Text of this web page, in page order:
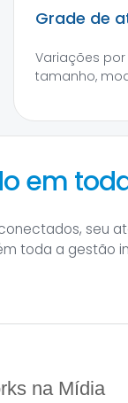
Grade de
Variações
tamanho,
em
seu
toda a gestão
na Mídia